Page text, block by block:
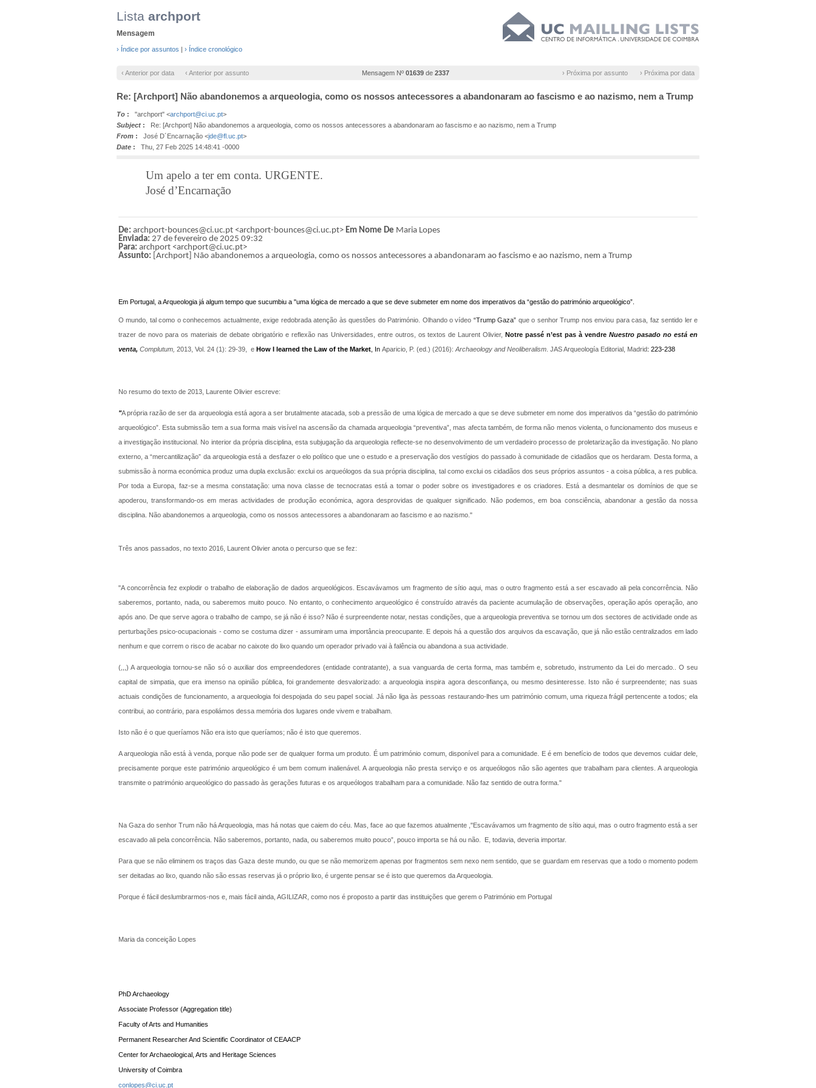
Lista archport
Mensagem
› Índice por assuntos | › Índice cronológico
‹ Anterior por data ‹ Anterior por assunto Mensagem Nº 01639 de 2337 › Próxima por assunto › Próxima por data
Re: [Archport] Não abandonemos a arqueologia, como os nossos antecessores a abandonaram ao fascismo e ao nazismo, nem a Trump
To : "archport" <archport@ci.uc.pt>
Subject : Re: [Archport] Não abandonemos a arqueologia, como os nossos antecessores a abandonaram ao fascismo e ao nazismo, nem a Trump
From : José D´Encarnação <jde@fl.uc.pt>
Date : Thu, 27 Feb 2025 14:48:41 -0000
Um apelo a ter em conta. URGENTE.
José d’Encarnação
De: archport-bounces@ci.uc.pt <archport-bounces@ci.uc.pt> Em Nome De Maria Lopes
Enviada: 27 de fevereiro de 2025 09:32
Para: archport <archport@ci.uc.pt>
Assunto: [Archport] Não abandonemos a arqueologia, como os nossos antecessores a abandonaram ao fascismo e ao nazismo, nem a Trump
Em Portugal, a Arqueologia já algum tempo que sucumbiu a "uma lógica de mercado a que se deve submeter em nome dos imperativos da “gestão do património arqueológico”.
O mundo, tal como o conhecemos actualmente, exige redobrada atenção às questões do Património. Olhando o vídeo “Trump Gaza” que o senhor Trump nos enviou para casa, faz sentido ler e
trazer de novo para os materiais de debate obrigatório e reflexão nas Universidades, entre outros, os textos de Laurent Olivier,
Notre passé n’est pas à vendreNuestro pasado no está en
venta, Complutum, 2013, Vol. 24 (1): 29-39, e How I learned the Law of the Market , In Aparicio, P. (ed.) (2016): Archaeology and Neoliberalism . JAS Arqueología Editorial, Madrid: 223-238
No resumo do texto de 2013, Laurente Olivier escreve:
"A própria razão de ser da arqueologia está agora a ser brutalmente atacada, sob a pressão de uma lógica de mercado a que se deve submeter em nome dos imperativos da “gestão do património
arqueológico”. Esta submissão tem a sua forma mais visível na ascensão da chamada arqueologia “preventiva”, mas afecta também, de forma não menos violenta, o funcionamento dos museus e
a investigação institucional. No interior da própria disciplina, esta subjugação da arqueologia reflecte-se no desenvolvimento de um verdadeiro processo de proletarização da investigação. No plano
externo, a “mercantilização” da arqueologia está a desfazer o elo político que une o estudo e a preservação dos vestígios do passado à comunidade de cidadãos que os herdaram. Desta forma, a
submissão à norma económica produz uma dupla exclusão: exclui os arqueólogos da sua própria disciplina, tal como exclui os cidadãos dos seus próprios assuntos - a coisa pública, a res publica.
Por toda a Europa, faz-se a mesma constatação: uma nova classe de tecnocratas está a tomar o poder sobre os investigadores e os criadores. Está a desmantelar os domínios de que se
apoderou, transformando-os em meras actividades de produção económica, agora desprovidas de qualquer significado. Não podemos, em boa consciência, abandonar a gestão da nossa
disciplina. Não abandonemos a arqueologia, como os nossos antecessores a abandonaram ao fascismo e ao nazismo."
Três anos passados, no texto 2016, Laurent Olivier anota o percurso que se fez:
"A concorrência fez explodir o trabalho de elaboração de dados arqueológicos. Escavávamos um fragmento de sítio aqui, mas o outro fragmento está a ser escavado ali pela concorrência. Não
saberemos, portanto, nada, ou saberemos muito pouco. No entanto, o conhecimento arqueológico é construído através da paciente acumulação de observações, operação após operação, ano
após ano. De que serve agora o trabalho de campo, se já não é isso? Não é surpreendente notar, nestas condições, que a arqueologia preventiva se tornou um dos sectores de actividade onde as
perturbações psico-ocupacionais - como se costuma dizer - assumiram uma importância preocupante. E depois há a questão dos arquivos da escavação, que já não estão centralizados em lado
nenhum e que correm o risco de acabar no caixote do lixo quando um operador privado vai à falência ou abandona a sua actividade.
(,,,) A arqueologia tornou-se não só o auxiliar dos empreendedores (entidade contratante), a sua vanguarda de certa forma, mas também e, sobretudo, instrumento da Lei do mercado.. O seu
capital de simpatia, que era imenso na opinião pública, foi grandemente desvalorizado: a arqueologia inspira agora desconfiança, ou mesmo desinteresse. Isto não é surpreendente; nas suas
actuais condições de funcionamento, a arqueologia foi despojada do seu papel social. Já não liga às pessoas restaurando-lhes um património comum, uma riqueza frágil pertencente a todos; ela
contribui, ao contrário, para espoliámos dessa memória dos lugares onde vivem e trabalham.
Isto não é o que queríamos Não era isto que queríamos; não é isto que queremos.
A arqueologia não está à venda, porque não pode ser de qualquer forma um produto. É um património comum, disponível para a comunidade. E é em benefício de todos que devemos cuidar dele,
precisamente porque este património arqueológico é um bem comum inalienável. A arqueologia não presta serviço e os arqueólogos não são agentes que trabalham para clientes. A arqueologia
transmite o património arqueológico do passado às gerações futuras e os arqueólogos trabalham para a comunidade. Não faz sentido de outra forma."
Na Gaza do senhor Trum não há Arqueologia, mas há notas que caiem do céu. Mas, face ao que fazemos atualmente ,"Escavávamos um fragmento de sítio aqui, mas o outro fragmento está a ser
escavado ali pela concorrência. Não saberemos, portanto, nada, ou saberemos muito pouco”, pouco importa se há ou não. E, todavia, deveria importar.
Para que se não eliminem os traços das Gaza deste mundo, ou que se não memorizem apenas por fragmentos sem nexo nem sentido, que se guardam em reservas que a todo o momento podem
ser deitadas ao lixo, quando não são essas reservas já o próprio lixo, é urgente pensar se é isto que queremos da Arqueologia.
Porque é fácil deslumbrarmos-nos e, mais fácil ainda, AGILIZAR, como nos é proposto a partir das instituições que gerem o Património em Portugal
Maria da conceição Lopes
PhD Archaeology
Associate Professor (Aggregation title)
Faculty of Arts and Humanities
Permanent Researcher And Scientific Coordinator of CEAACP
Center for Archaeological, Arts and Heritage Sciences
University of Coimbra
conlopes@ci.uc.pt